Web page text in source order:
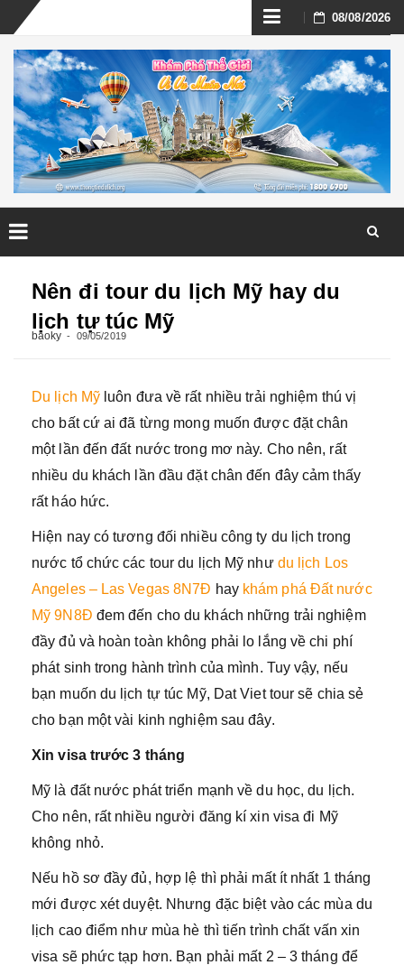
Skip
to
content
08/08/2026
Nên đi tour du lịch Mỹ hay du
lịch tự túc Mỹ
baoky 09/05/2019
Du lịch Mỹ luôn đưa về rất nhiều trải nghiệm thú vị
cho bất cứ ai đã từng mong muốn được đặt chân
một lần đến đất nước trong mơ này. Cho nên, rất
nhiều du khách lần đầu đặt chân đến đây cảm thấy
rất háo hức.
Hiện nay có tương đối nhiều công ty du lịch trong
nước tổ chức các tour du lịch Mỹ như du lịch Los
Angeles – Las Vegas 8N7Đ hay khám phá Đất nước
Mỹ 9N8Đ đem đến cho du khách những trải nghiệm
đầy đủ và hoàn toàn không phải lo lắng về chi phí
phát sinh trong hành trình của mình. Tuy vậy, nếu
bạn muốn du lịch tự túc Mỹ, Dat Viet tour sẽ chia sẻ
cho bạn một vài kinh nghiệm sau đây.
Xin visa trước 3 tháng
Mỹ là đất nước phát triển mạnh về du học, du lịch.
Cho nên, rất nhiều người đăng kí xin visa đi Mỹ
không nhỏ.
Nếu hồ sơ đầy đủ, hợp lệ thì phải mất ít nhất 1 tháng
mới được xét duyệt. Nhưng đặc biệt vào các mùa du
lịch cao điểm như mùa hè thì tiến trình chất vấn xin
visa sẽ phức tạp hơn. Bạn phải mất 2 – 3 tháng để